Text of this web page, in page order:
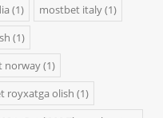
(1) mostbet italy(1)
(1)
norway(1)
royxatga olish (1)